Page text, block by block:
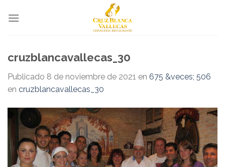
cruzblancavallecas_30
Publicado 8 de noviembre de 2021 en 675 &veces; 506
en cruzblancavallecas_30